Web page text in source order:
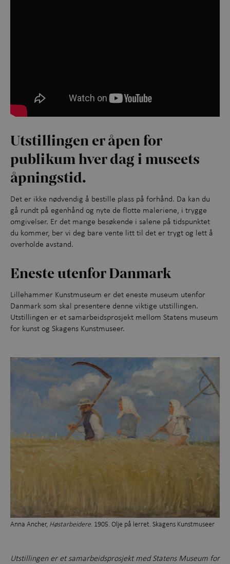
Utstillingen er åpen for
publikum hver dag i museets
åpningstid.
Det er ikke nødvendig å bestille plass på forhånd. Da kan du
gå rundt på egenhånd og nyte de flotte maleriene, i trygge
omgivelser. Er det mange besøkende i salene på tidspunktet
du kommer, ber vi deg bare vente litt til det er trygt og lett å
overholde avstand.
Eneste utenfor Danmark
Lillehammer Kunstmuseum er det eneste museum utenfor
Danmark som skal presentere denne viktige utstillingen.
Utstillingen er et samarbeidsprosjekt mellom Statens museum
for kunst og Skagens Kunstmuseer.
Anna Ancher, Høstarbeidere. 1905. Olje på lerret. Skagens Kunstmuseer
Utstillingen er et samarbeidsprosjekt med Statens Museum for